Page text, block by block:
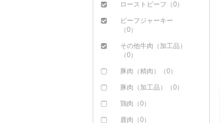
ローストビーフ（0）
ビーフジャーキー
（0）
その他牛肉（加工品）
（0）
豚肉（精肉）（0）
豚肉（加工品）（0）
鶏肉（0）
鹿肉（0）